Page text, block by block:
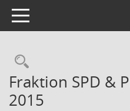
Toggle navigation
Fraktion SPD &
2015